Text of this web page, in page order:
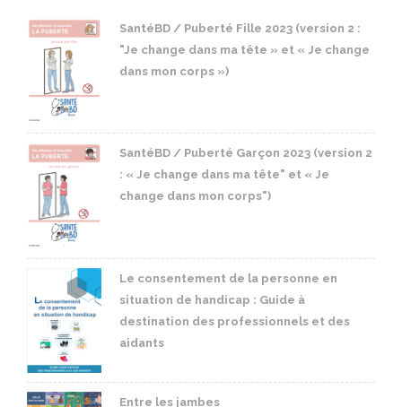
SantéBD / Puberté Fille 2023 (version 2 :
"Je change dans ma tête » et « Je change
dans mon corps »)
SantéBD / Puberté Garçon 2023 (version 2
: « Je change dans ma tête" et « Je
change dans mon corps")
Le consentement de la personne en
situation de handicap : Guide à
destination des professionnels et des
aidants
Entre les jambes